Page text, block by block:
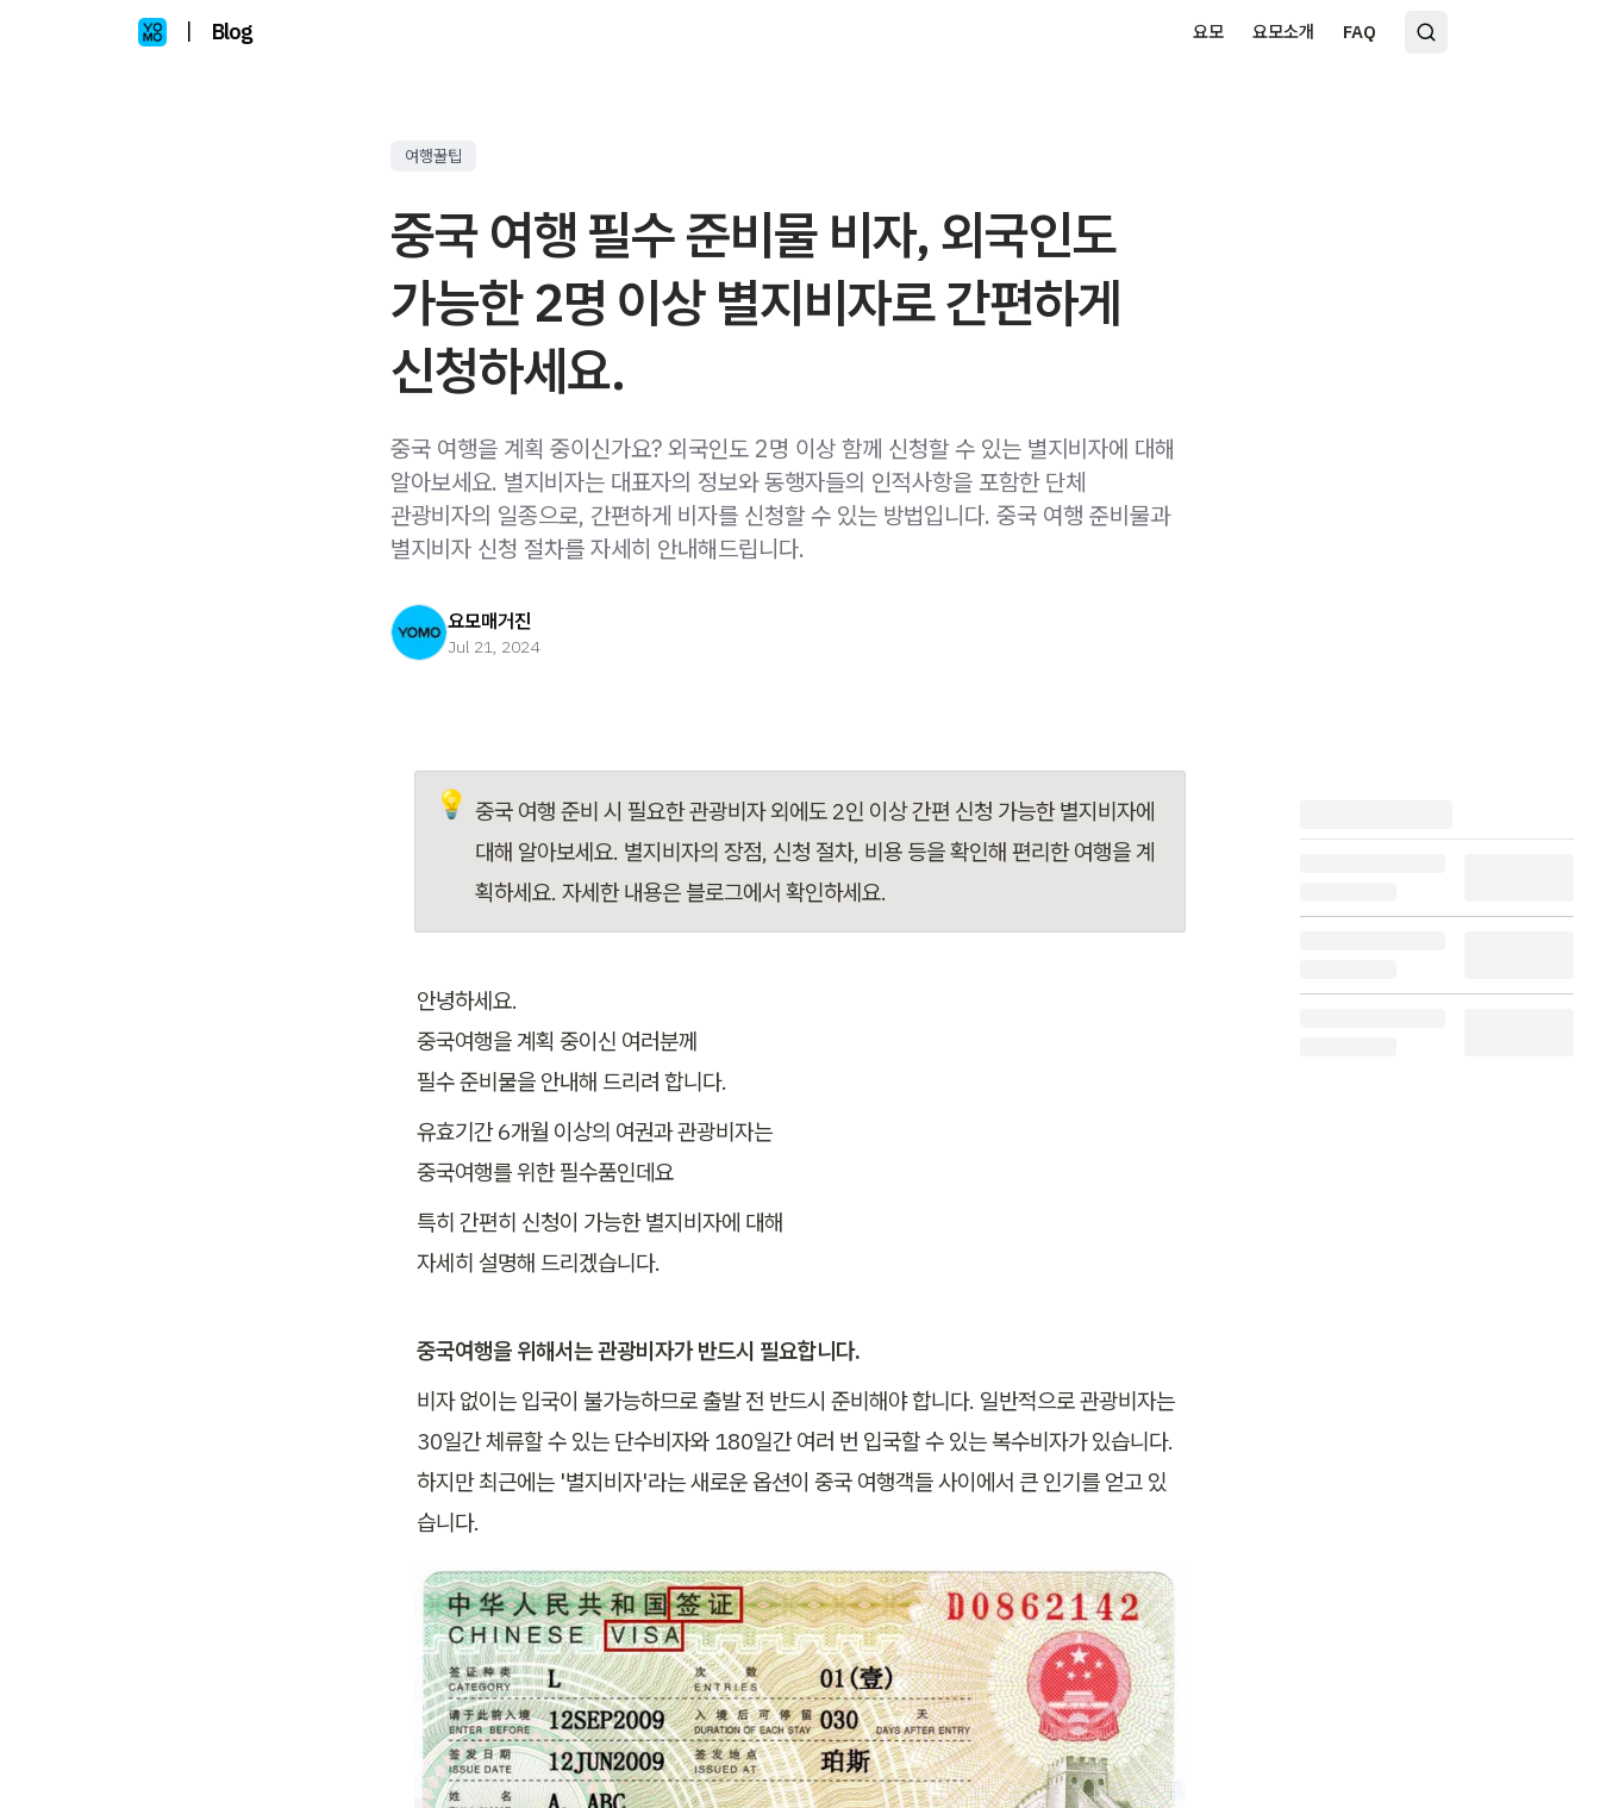
| Blog 요모 요모소개 FAQ
여행꿀팁
중국 여행 필수 준비물 비자, 외국인도
가능한 2명 이상 별지비자로 간편하게
신청하세요.
중국 여행을 계획 중이신가요? 외국인도 2명 이상 함께 신청할 수 있는 별지비자에 대해
알아보세요. 별지비자는 대표자의 정보와 동행자들의 인적사항을 포함한 단체
관광비자의 일종으로, 간편하게 비자를 신청할 수 있는 방법입니다. 중국 여행 준비물과
별지비자 신청 절차를 자세히 안내해드립니다.
요모매거진
Jul 21, 2024
💡 중국 여행 준비 시 필요한 관광비자 외에도 2인 이상 간편 신청 가능한 별지비자에
대해 알아보세요. 별지비자의 장점, 신청 절차, 비용 등을 확인해 편리한 여행을 계
획하세요. 자세한 내용은 블로그에서 확인하세요.
안녕하세요.
중국여행을 계획 중이신 여러분께
유효기간 6개월 이상의 여권과 관광비자는
특히 간편히 신청이 가능한 별지비자에 대해
자세히 설명해 드리겠습니다.
중국여행을 위해서는 관광비자가 반드시 필요합니다.
비자 없이는 입국이 불가능하므로 출발 전 반드시 준비해야 합니다. 일반적으로 관광비자는
30일간 체류할 수 있는 단수비자와 180일간 여러 번 입국할 수 있는 복수비자가 있습니다.
하지만 최근에는 '별지비자'라는 새로운 옵션이 중국 여행객들 사이에서 큰 인기를 얻고 있
습니다.